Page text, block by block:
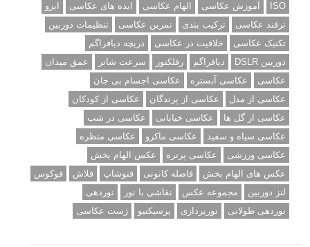
ISO آموزش عکاسی الهام عکاسی ایده های عکاسی
ایزو
ترفند عکاسی
ترکیب بندی تمرین عکاسی
تنظیمات دوربین
تکنیک عکاسی
خلاقیت در عکاسی
دریچه دیافراگم
دوربین DSLR
دیافراگم رفلکتور سرعت شاتر
عمق میدان
عکاسی
عکاسی آبستره
عکاسی اجسام بی جان
عکاسی از مدل
عکاسی از پرندگان
عکاسی از کودکان
عکاسی از گل ها
عکاسی خیابانی
عکاسی در شب
عکاسی سیاه و سفید
عکاسی ماکرو
عکاسی منظره
عکاسی ورزشی
عکاسی پرتره
عکس الهام بخش
عکس های الهام بخش
فاصله کانونی فتوشاپ فلاش
فوکوس
لنز دوربین
مجموعه عکس نقاشی با نور
نوردهی
نوردهی طولانی
نورپردازی پرسپکتیو ژست عکاسی